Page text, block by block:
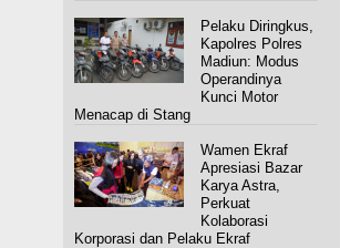
Pelaku Diringkus,
Kapolres Polres
Madiun: Modus
Operandinya
Kunci Motor
Menacap di Stang
Wamen Ekraf
Apresiasi Bazar
Karya Astra,
Perkuat
Kolaborasi
Korporasi dan Pelaku Ekraf